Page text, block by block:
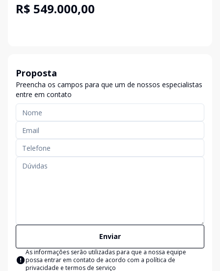
R$ 549.000,00
Proposta
Preencha os campos para que um de nossos especialistas
entre em contato
Enviar
As informações serão utilizadas para que a nossa equipe
possa entrar em contato de acordo com a política de
privacidade e termos de serviço